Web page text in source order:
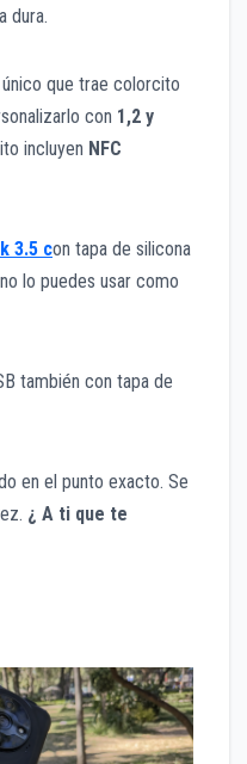
dura.
que trae colorcito
con 1,2 y
incluyen NFC
3.5 con tapa de silicona
lo puedes usar como
también con tapa de
en el punto exacto. Se
¿ A ti que te